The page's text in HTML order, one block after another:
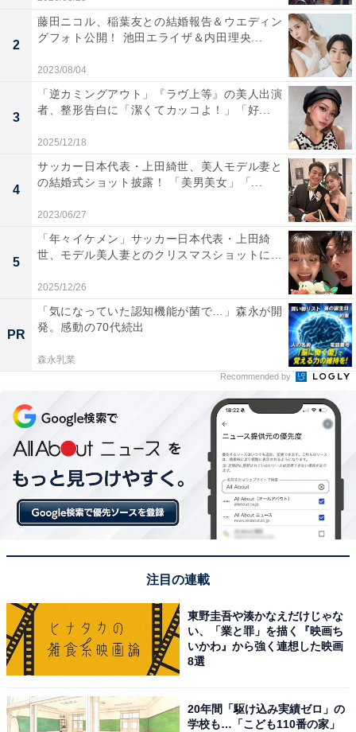
2
藤田ニコル、稲葉友との結婚報告＆ウエディン
グフォト公開！ 池田エライザ＆内田理央...
2023/08/04
3
「逆カミングアウト」『ラヴ上等』の美人出演
者、整形告白に「潔くてカッコよ！」「好...
2025/12/18
4
サッカー日本代表・上田綺世、美人モデル妻と
の結婚式ショット披露！ 「美男美女」「...
2023/06/27
5
「年々イケメン」サッカー日本代表・上田綺
世、モデル美人妻とのクリスマスショットに...
2025/12/26
PR
「気になっていた認知機能が菌で…」森永が開
発。感動の70代続出
森永乳業
Recommended by
注目の連載
東野圭吾や湊かなえだけじゃな
い、「業と罪」を描く『映画ち
いかわ』から強く連想した映画
8選
20年間「駆け込み実績ゼロ」の
学校も…「こども110番の家」